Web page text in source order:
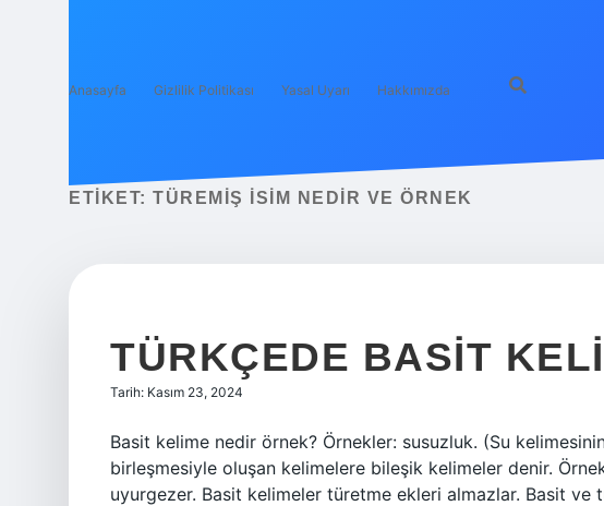
Anasayfa Gizlilik Politikası Yasal Uyarı Hakkımızda
ETIKET: TÜREMIŞ ISIM NEDIR VE ÖRNEK
TÜRKÇEDE BASIT
Tarih: Kasım 23, 2024
Basit kelime nedir örnek? Örnekler: susuzluk. (Su
birleşmesiyle oluşan kelimelere bileşik kelimeler denir.
uyurgezer. Basit kelimeler türetme ekleri almazlar. Basit ve